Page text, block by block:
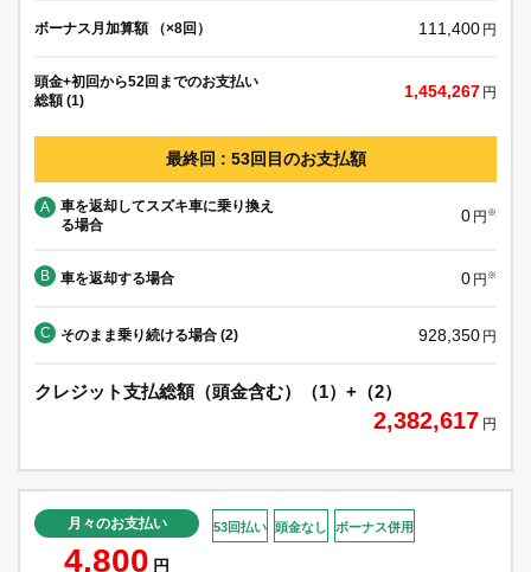
ボーナス月加算額 （×8回） 111,400 円
頭金+初回から52回までのお支払い
総額 (1)
1,454,267 円
最終回 : 53回目のお支払額
A
車を返却してスズキ車に乗り換え
る場合
0 円 ※
B 車を返却する場合 0 円 ※
C そのまま乗り続ける場合 (2) 928,350 円
クレジット支払総額（頭金含む）（1）+（2）
2,382,617 円
月々のお支払い
4,800 円
53回払い 頭金なし ボーナス併用